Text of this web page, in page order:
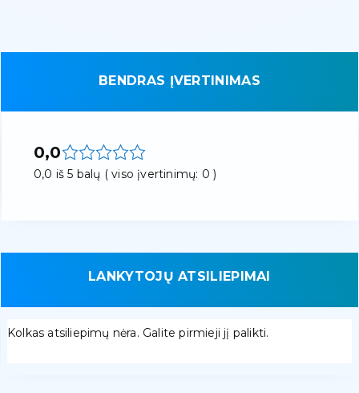
BENDRAS ĮVERTINIMAS
0,0
0,0 iš 5 balų ( viso įvertinimų: 0 )
LANKYTOJŲ ATSILIEPIMAI
Kolkas atsiliepimų nėra. Galite pirmieji jį palikti.